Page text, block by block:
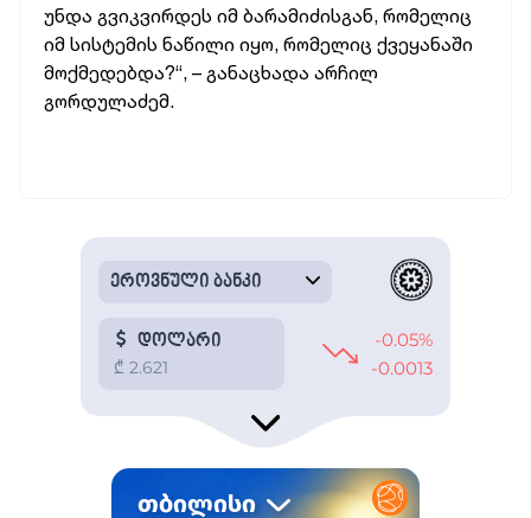
უნდა გვიკვირდეს იმ ბარამიძისგან, რომელიც
იმ სისტემის ნაწილი იყო, რომელიც ქვეყანაში
მოქმედებდა?“, – განაცხადა არჩილ
გორდულაძემ.